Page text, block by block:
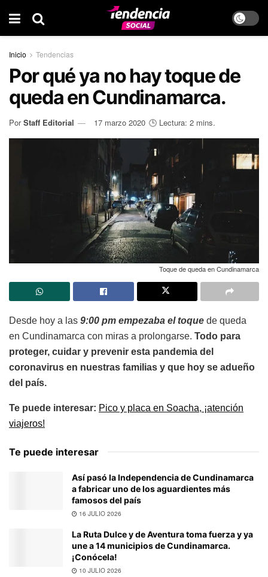
Inicio Tendencias
Por qué ya no hay toque de
queda en Cundinamarca.
Por Staff Editorial 17 marzo 2020 🕒 Lectura: 2 mins.
Toque de queda en Cundinamarca
Desde hoy a las 9:00 pm empezaba el toque de queda
en Cundinamarca con miras a prolongarse. Todo para
proteger, cuidar y prevenir esta pandemia del
coronavirus en nuestras familias y que hoy se adueño
del país.
Te puede interesar: Pico y placa en Soacha, ¡atención
viajeros!
Te puede interesar
Así pasó la Independencia de Cundinamarca
a fabricar uno de los aguardientes más
famosos del país
16 JULIO 2026
La Ruta Dulce y de Aventura toma fuerza y ya
une a 14 municipios de Cundinamarca.
¡Conócela!
10 JULIO 2026